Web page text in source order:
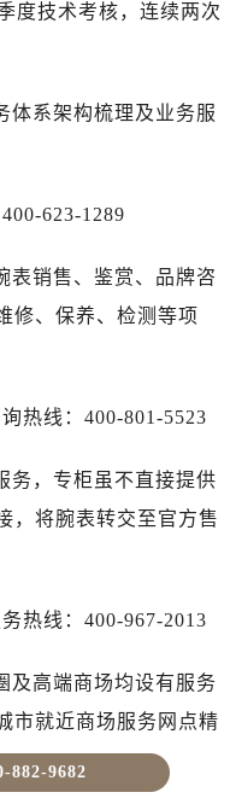
度技术考核，连续两次
体系架构梳理及业务服
623-1289
表销售、鉴赏、品牌咨
修、保养、检测等项
热线：400-801-5523
务，专柜虽不直接提供
，将腕表转交至官方售
热线：400-967-2013
及高端商场均设有服务
市就近商场服务网点精
882-9682